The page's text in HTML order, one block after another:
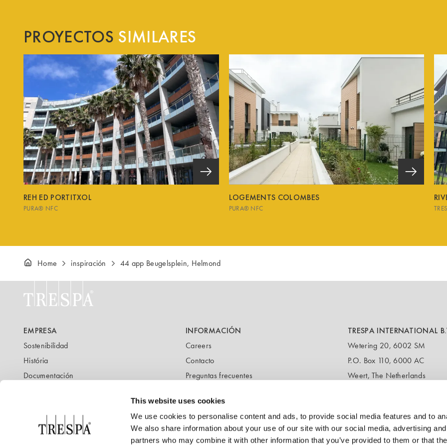
This website uses cookies
We use cookies to personalise content and ads, to provide social media features and to
We also share information about your use of our site with our social media, advertising
partners who may combine it with other information that you’ve provided to them or that
PROYECTOS SIMILARES
REH ED PORTITXOL
PURA® NFC
LOGEMENTS COLOMBES
PURA® NFC
Home inspiración 44 app Beugelsplein, Helmond
EMPRESA
Sostenibilidad
História
Documentación
INFORMACIÓN
Careers
Contacto
Preguntas frecuentes
TRESPA INTERNATIONAL
Wetering 20, 6002 SM
P.O. Box 110, 6000 AC
Weert, The Netherlands
T:+31 495 458 358
(Headquarters)
E:info@trespa.com